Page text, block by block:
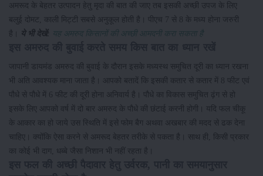
अमरूद के बेहतर उत्पादन हेतु मृदा की बात की जाए तब इसकी अच्छी उपज के लिए
बलुई दोमट, काली मिट्टी सबसे अनुकूल होती है। पीएच 7 से 8 के मध्य होना जरुरी
है।
ये भी देखें: यह अमरुद किसानों की अच्छी आमदनी करा सकता है
जापानी डायमंड अमरुद की बुवाई के दौरान इसके मध्यस्थ समुचित दूरी का ध्यान रखना
भी अति आवश्यक माना जाता है। आपको बतादें कि इसकी कतार से कतार में 8 फीट एवं
पौधे से पौधे में 6 फीट की दूरी होना अनिवार्य है। पौधे का विकास समुचित ढ़ंग से हो
इसके लिए आपको वर्ष में दो बार अमरुद के पौधे की छंटाई करनी होगी। यदि फल चीकू
के आकार का हो जाये उस स्थिति में इसे फोम बैग अथवा अखबार की मदद से ढक देना
चाहिए। क्योंकि ऐसा करने से अमरूद बेहतर तरीके से पकता है। साथ ही, किसी प्रकार
का कोई भी दाग, धब्बे जैसा निशान भी नहीं रहता है।